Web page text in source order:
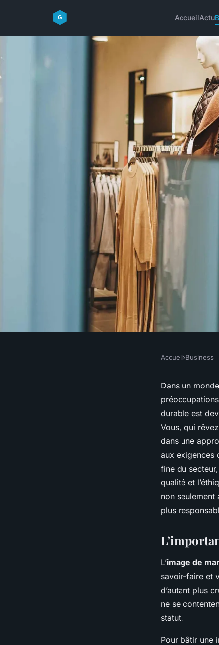
AccueilActu
Comment créer
Accueil›Business
Dans un
durable est
Vous, qui
dans une
aux exigences
fine du
qualité et
non seulement
plus
L’image de
savoir-faire et
d’autant plus
ne se
statut.
Pour bâtir une